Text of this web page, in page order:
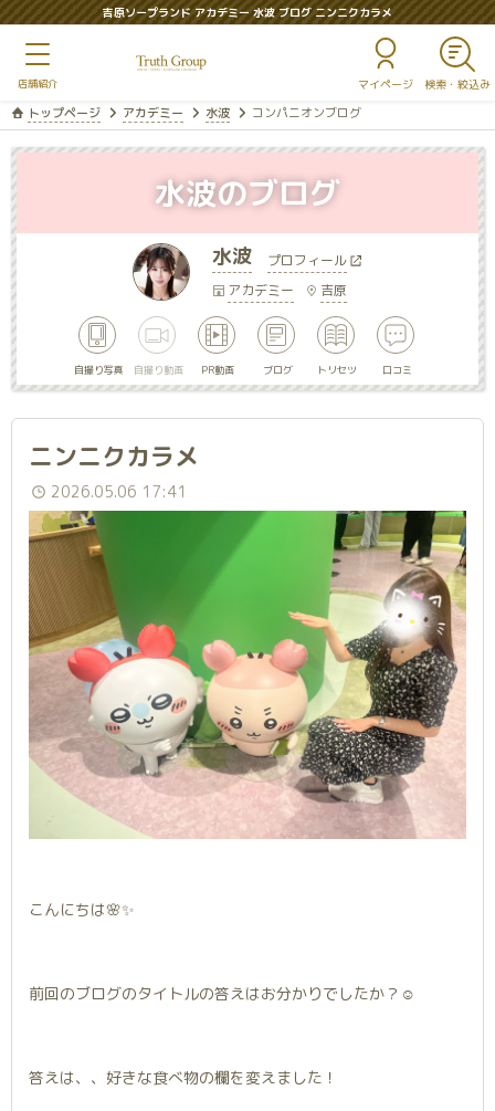
吉原ソープランド アカデミー 水波 ブログ ニンニクカラメ
マイページ
トップページ アカデミー 水波 コンパニオンブログ
水波
プロフィール
アカデミー
吉原
自撮り写真 自撮り動画 PR動画 ブログ トリセツ 口コミ
水波のブログ
ニンニクカラメ
2026.05.06 17:41
こんにちは🌸✨
前回のブログのタイトルの答えはお分かりでしたか？☺️
答えは、、好きな食べ物の欄を変えました！